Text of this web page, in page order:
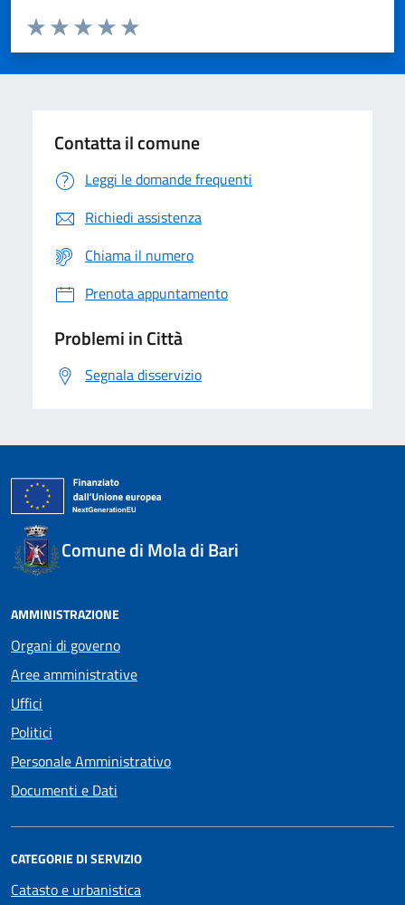
Domanda
Valuta da 1 a 5 stelle la pagina
Valuta 5 stelle su 5
Valuta 4 stelle su 5
Valuta 3 stelle su 5
Valuta 2 stelle su 5
Valuta 1 stelle su 5
Contatta il comune
Leggi le domande frequenti
Richiedi assistenza
Chiama il numero
Prenota appuntamento
Problemi in Città
Segnala disservizio
Comune di Mola di Bari
AMMINISTRAZIONE
Organi di governo
Aree amministrative
Uffici
Politici
Personale Amministrativo
Documenti e Dati
CATEGORIE DI SERVIZIO
Catasto e urbanistica